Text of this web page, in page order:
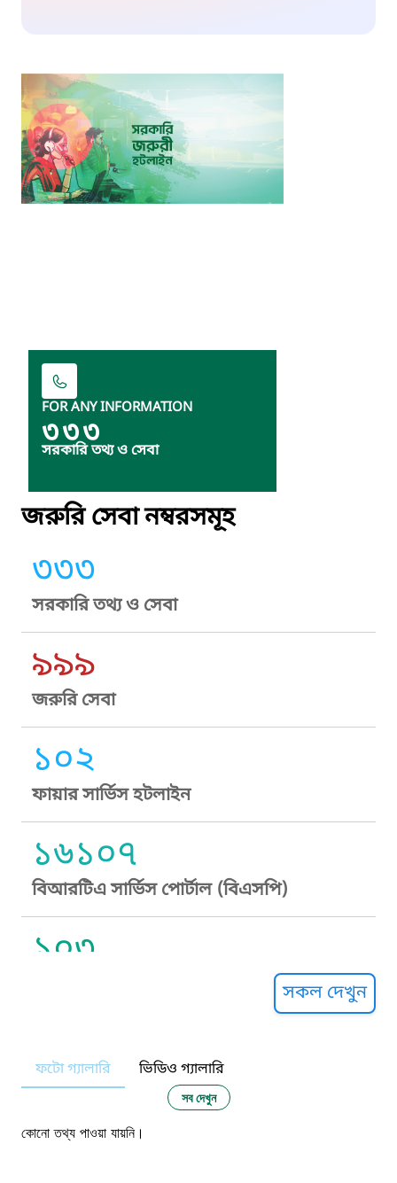
FOR ANY INFORMATION
৩৩৩
সরকারি তথ্য ও সেবা
জরুরি সেবা নম্বরসমূহ
৩৩৩
সরকারি তথ্য ও সেবা
৯৯৯
জরুরি সেবা
১০২
ফায়ার সার্ভিস হটলাইন
১৬১০৭
বিআরটিএ সার্ভিস পোর্টাল (বিএসপি)
১০৩
নারী ও শিশু নির্যাতন প্রতিরোধ
১০৬
সকল দেখুন
ফটো গ্যালারি ভিডিও গ্যালারি
সব দেখুন
কোনো তথ্য পাওয়া যায়নি।